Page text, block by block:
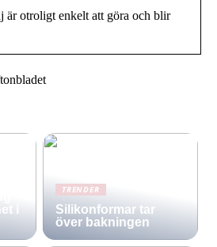
är otroligt enkelt att göra och blir
i
TRENDER
Silikonformar tar
över bakningen